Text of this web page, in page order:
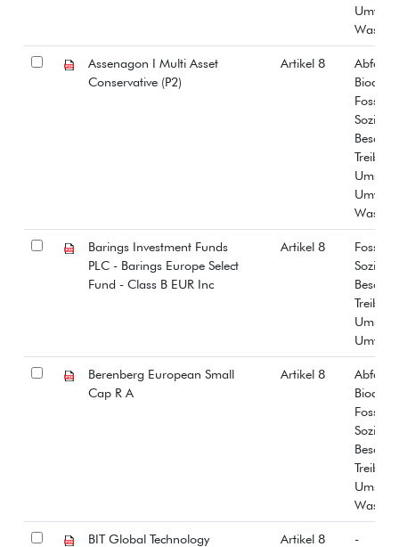
Umwelt
Wasser
Assenagon I Multi Asset
Conservative (P2)
Artikel 8
Abfall
Fossiles
Umwelt
Wasser
Barings Investment Funds
PLC - Barings Europe Select
Fund - Class B EUR Inc
Artikel 8
Fossiles
Umwelt
Berenberg European Small
Cap R A
Artikel 8
Abfall
Fossiles
Wasser
BIT Global Technology
Artikel 8 -